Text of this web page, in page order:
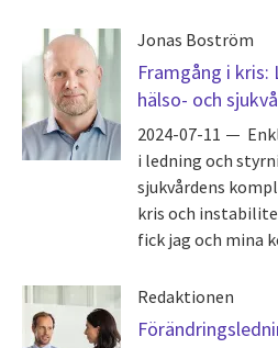
Jonas Boström
Framgång i
hälso- och
2024-07-11
i ledning och
sjukvårdens
kris och
fick jag och mina
Redaktionen